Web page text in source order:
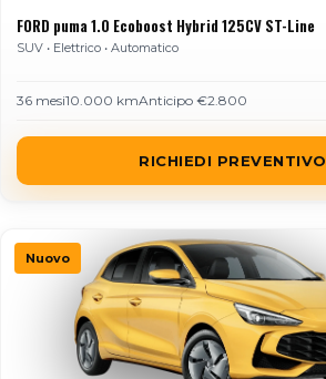
FORD puma 1.0 Ecoboost Hybrid 125CV ST-Line
SUV • Elettrico • Automatico
36 mesi10.000 kmAnticipo €2.800
RICHIEDI PREVENTIVO
Nuovo